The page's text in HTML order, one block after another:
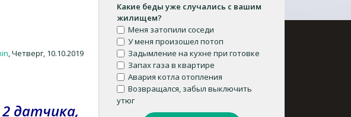
, Четверг, 10.10.2019
датчика,
Какие беды уже случались с вашим
жилищем?
Меня затопили соседи
У меня произошел потоп
Задымление на кухне при готовке
Запах газа в квартире
Авария котла отопления
Возвращался, забыл выключить
утюг